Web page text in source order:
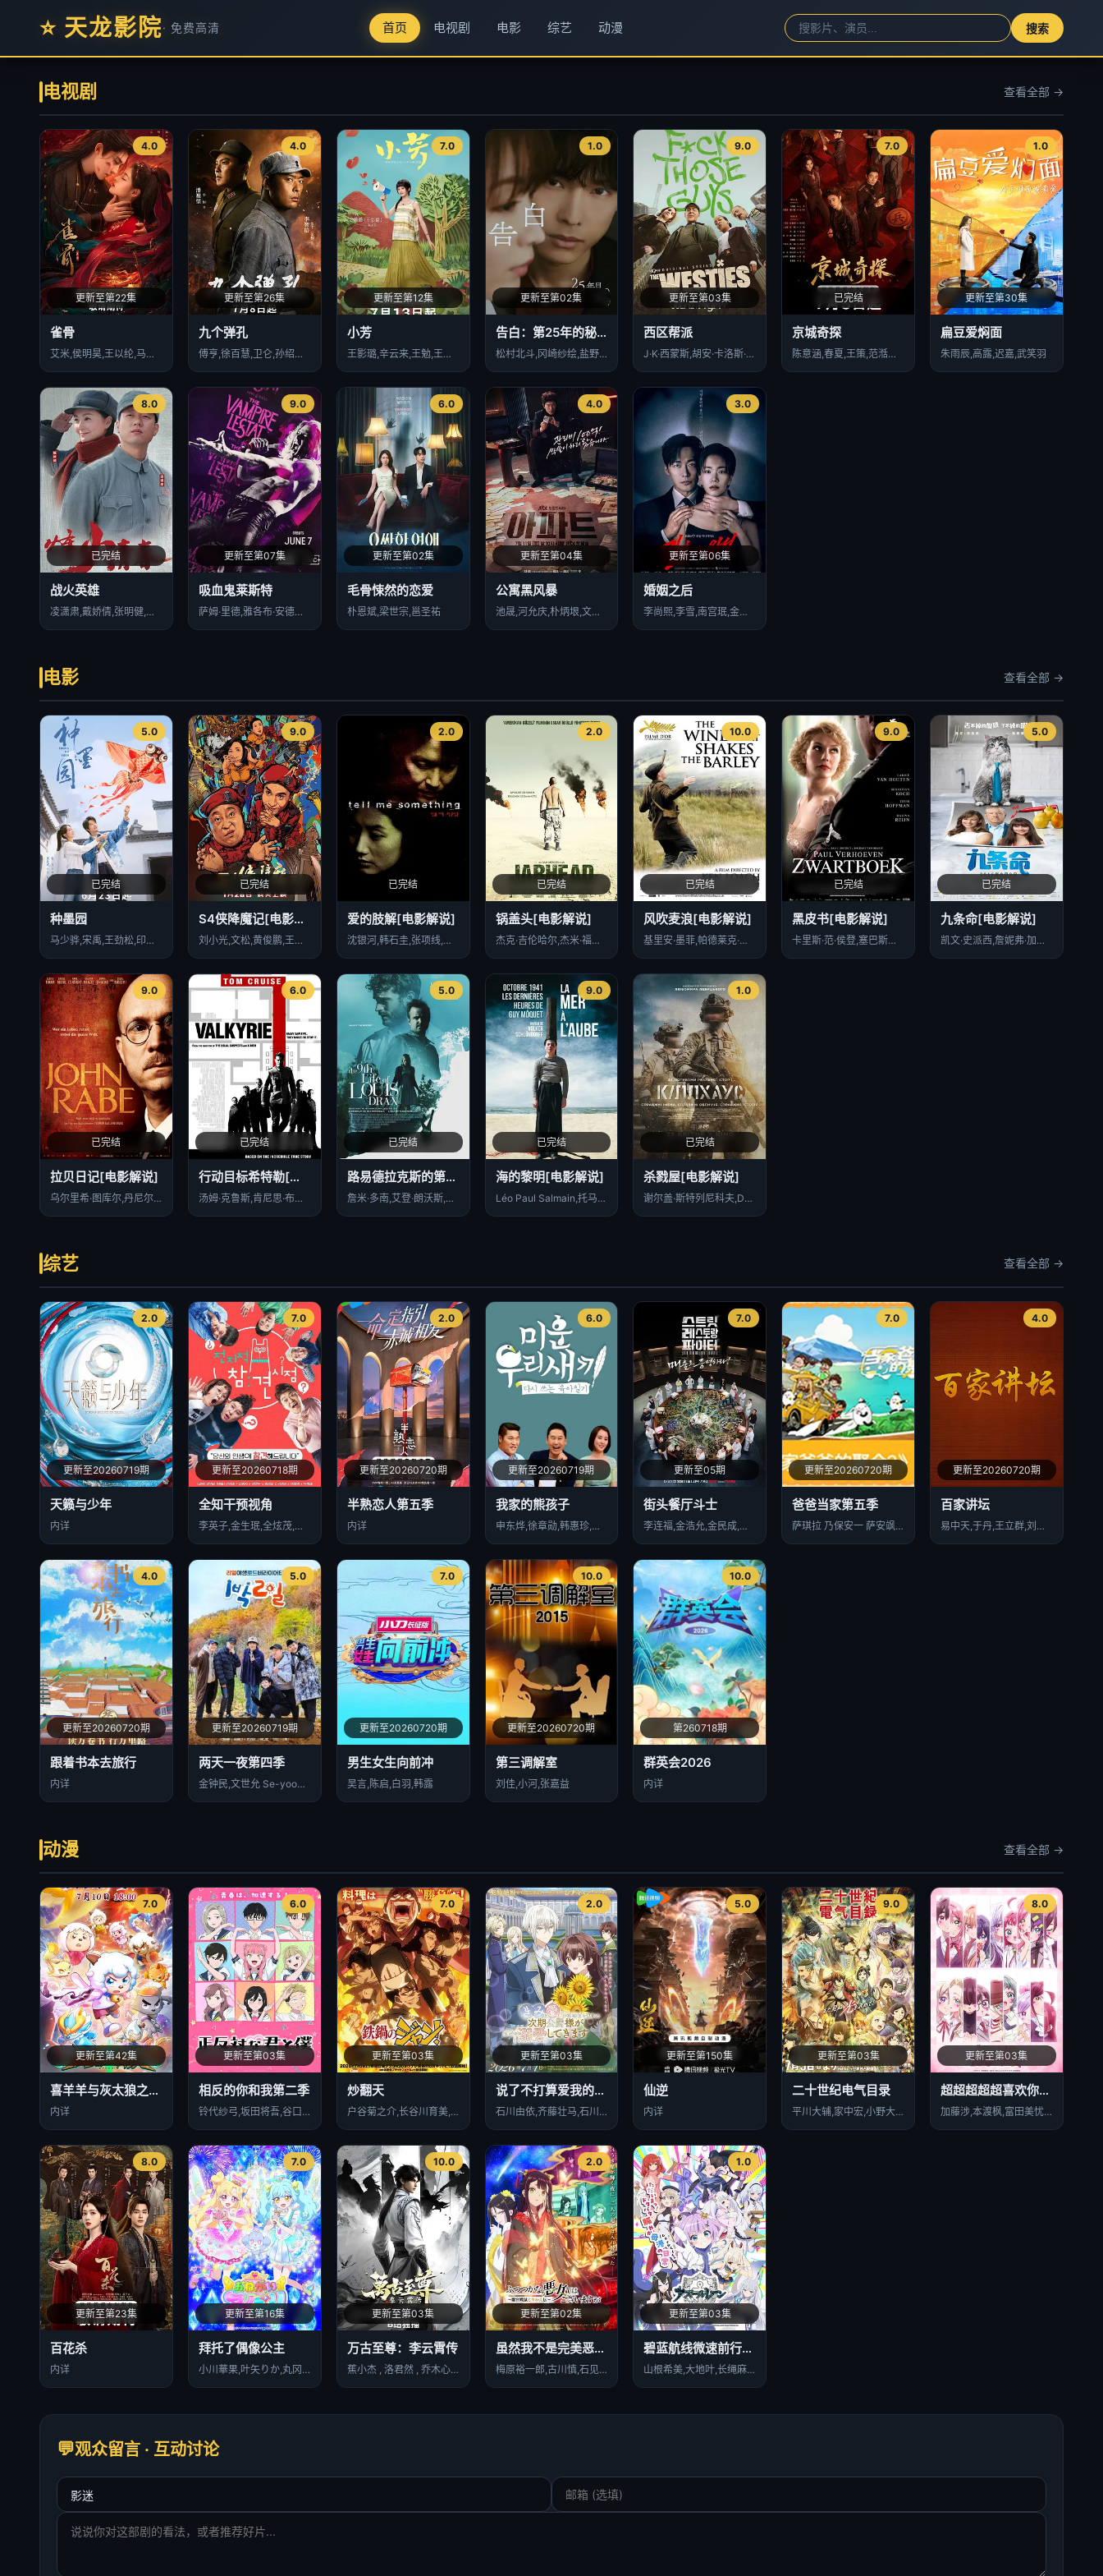
⭐ 天龙影院· 免费高清 首页 电视剧 电影 综艺 动漫 搜索
电视剧 查看全部 →
4.0
更新至第22集
雀骨
艾米,侯明昊,王以纶,马秋元,米热,何润东,刘令姿,郑雅文,陶昕然,程莉莎,王丽坤,金莎,庞博,苏袀禾,满江,盛一伦,党涛,张雨剑,锦超,王润泽,杨凯淳,程宇峰,邵桐,博尔吉特,蒋中炜,延霈,郑雨轩,陈一诺,雷浩轩,曲芷含,王靖雯,焦建,张千叶
4.0
更新至第26集
九个弹孔
傅亨,徐百慧,卫仑,孙绍龙,齐奎,张桐,杨轶,何雨虹
7.0
更新至第12集
小芳
王影璐,辛云来,王勉,王姬,颖儿
1.0
更新至第02集
告白：第25年的秘密
松村北斗,冈崎纱绘,盐野瑛久,玉山铁二,佐佐木希,水野美纪,石黑贤
9.0
更新至第03集
西区帮派
J·K·西蒙斯,胡安·卡洛斯·韦利斯,哈利·海顿-佩顿,凯伦·克里奇,克莱尔·兰金,罗恩·米德,杜安·基奥,马克·麦克雷,Will·Jeffs,Maria·Dinn,Andrea·Gallo,Erniel·Baez,Derwin·Phillips,Honor·Spencer,凯蒂·莱恩
7.0
已完结
京城奇探
陈意涵,春夏,王策,范湉湉,冯雷,于欣禾,杨凯程,马思超,孟鹤堂,翟子路,周九良,小爱
1.0
更新至第30集
扁豆爱焖面
朱雨辰,高露,迟嘉,武笑羽
8.0
已完结
战火英雄
凌潇肃,戴娇倩,张明健,崔波,李肖宁,冯国庆,郭铁城,王义钦
9.0
更新至第07集
吸血鬼莱斯特
萨姆·里德,雅各布·安德森,阿萨德·扎曼,德莱尼·海勒斯,詹妮弗·艾莉,埃里克·博高森,希拉·阿蒂姆,达米恩·阿特金斯,艾拉·巴伦坦,卢克·布兰登·菲尔德,克里斯托弗·海尔达尔,Ryan,Kattner,保罗·曼奇尼,谢默斯·帕特森,诺亚·雷德,珍妮·塞拉尔斯,莎拉·斯维尔,莎拉·斯维尔,Sarah,Swire
6.0
更新至第02集
毛骨悚然的恋爱
朴恩斌,梁世宗,邕圣祐
4.0
更新至第04集
公寓黑风暴
池晟,河允庆,朴炳垠,文素利,郑顺元,黄熙,金泽
3.0
更新至第06集
婚姻之后
李尚熙,李雪,南宫珉,金大明,朴炳垠
电影 查看全部 →
5.0
已完结
种墨园
马少骅,宋禹,王劲松,印小天,吴京安,郑业成,胡耘豪,王茜华,丁勇岱,吴其江,齐千郡,张月,瑛子,熊睿玲
9.0
已完结
S4侠降魔记[电影解说]
刘小光,文松,黄俊鹏,王雅捷,廖蔚蔚,来喜,邵峰,谈莎莎,赵岩松,孟璐,汪奇
2.0
已完结
爱的肢解[电影解说]
沈银河,韩石圭,张项线,廉晶雅,安锡焕
2.0
已完结
锅盖头[电影解说]
杰克·吉伦哈尔,杰米·福克斯,彼得·萨斯加德,卢卡斯·布莱克,布莱恩·格拉格提,凯瑟琳·鲁道夫,丹德里·泰勒,布莱安娜·戴维斯,克里斯·库珀,Evan Jones,马蒂·帕帕奇安,约翰·卡拉辛斯基
10.0
已完结
风吹麦浪[电影解说]
基里安·墨菲,帕德莱克·德兰尼,利亚姆·坎宁安,奥拉·菲茨杰拉德,Mary O'Riordan,Mary Murphy,Laurence Barry,Damien Kearney,Frank Bourke,Myles Horgan,Martin Lucey,艾登·奥黑尔,沙恩·凯西,John Crean,Máirtín de Cógáin,Keith Dunphy,Kieran Hegarty,Gerard Kearney,Shane Nott,Kevin O'Brie
9.0
已完结
黑皮书[电影解说]
卡里斯·范·侯登,塞巴斯蒂安·科赫,汤姆·霍夫曼,哈里纳·雷金,瓦尔德马·科布斯,德雷克·德·林特,克里斯蒂安·贝克尔,多尔夫·德弗里斯,彼得·勃洛克,米希尔·赫伊斯曼,弗兰克·拉默斯,马提亚斯·修奈尔,约翰尼·德·摩尔
5.0
已完结
九条命[电影解说]
凯文·史派西,詹妮弗·加纳,玛丽娜·维丝曼,克里斯托弗·沃肯,泰迪·西尔斯,罗比·阿梅尔,切瑞·海恩斯,特丽莎·贝特曼,沙吉·豪德,娜塔莉·希波蒂,艾伦·大卫,马克·康苏斯,杰·帕特森,崔斯坦·D·拉勒,布拉德·奥多斯
9.0
已完结
拉贝日记[电影解说]
乌尔里希·图库尔,丹尼尔·布鲁赫,史蒂夫·布西密,张静初,香川照之,安·孔西尼,达格玛·曼泽尔,马蒂亚斯·埃尔曼,杉本哲太,柄本明,井浦新,肖恩·劳顿,克里斯蒂安·罗德斯卡,高夫莱德·约翰
6.0
已完结
行动目标希特勒[电影解说]
汤姆·克鲁斯,肯尼思·布拉纳,比尔·奈伊,汤姆·威尔金森,卡里斯·范·侯登,托马斯·克莱舒曼,特伦斯·斯坦普,艾迪·伊扎德,凯文·麦克纳利,克里斯蒂安·贝克尔,杰米·帕克,戴维·鲍姆伯,汤姆·霍兰德尔,大卫·斯科菲尔德,肯内斯·库兰汉姆,哈里纳·雷金,维尔纳·德恩,哈维·弗里德曼,马提亚斯·施维赫夫,瓦尔德马·科布斯,弗里兰·坦科斯,伊恩·麦克尼斯,丹尼·韦伯,克里斯·拉金,Philipp von Schulthess,沃坦·维尔克·默林,克里斯蒂安·奥列佛,伯纳德·希尔,朱利安·莫里斯,蒂姆·威廉姆斯
5.0
已完结
路易德拉克斯的第九条命[电影解说]
詹米·多南,艾登·朗沃斯,莎拉·加顿,迈克尔·亚当思韦特,亚伦·保尔,贝克汉姆·斯科德里,莫莉·帕克,特瑞·陈,戈尔迪·霍夫曼,朱利安·沃德姆,内尔斯·莱纳森,安贾莉·杰,奥利弗·普莱特,丽娜·罗斯勒,卢克·卡米莱,简·迈克格雷格,艾里斯·佩卢莉,芭芭拉·赫希
9.0
已完结
海的黎明[电影解说]
Léo Paul Salmain,托马斯·阿诺德,马克·巴贝,克里斯托弗·布赫霍尔茨,阿丽尔·朵巴丝勒,阿丽尔·朵巴丝勒 Arielle Dombasle,Harald Schrott
1.0
已完结
杀戮屋[电影解说]
谢尔盖·斯特列尼科夫,Denis Kapustin,Oleksandra Soroka,Valeriy Velichko,Karina Tymoshenko,Max Tkachenko,Aleksandr Rudko,Serhiy Smiyan,Danylo Bilyi,Oleksiy Tyunin,Oleksiy Sokur,Olga Spytsia,Serhiy Zhuravliov,Audrey MacAlpine,Andrii Lisnevskyi
综艺 查看全部 →
2.0
更新至20260719期
天籁与少年
内详
7.0
更新至20260718期
全知干预视角
李英子,金生珉,全炫茂,宋恩伊,梁世亨,洪真英,柳炳宰
2.0
更新至20260720期
半熟恋人第五季
内详
6.0
更新至20260719期
我家的熊孩子
申东烨,徐章勋,韩惠珍,金建模
7.0
更新至05期
街头餐厅斗士
李连福,金浩允,金民成,郑镐泳,宋勋,洪锡天
7.0
更新至20260720期
爸爸当家第五季
萨琪拉 乃保安一 萨安飒尔 郑思维 刘钰雯 郑霆铄 郑锦墨 以力 刘雪妮 伊恩 王永鸿 米粒 王三三 王力安
4.0
更新至20260720期
百家讲坛
易中天,于丹,王立群,刘心武,周汝昌,阎崇年,郦波,钱文忠,葛剑雄,蒙曼,纪连海,赵晓岚,马未都,袁腾飞,周国平,孔庆东,鲍鹏山,曾仕强,王蒙
4.0
更新至20260720期
跟着书本去旅行
内详
5.0
更新至20260719期
两天一夜第四季
金钟民,文世允 Se-yoon Moon,延政勋,金宣虎
7.0
更新至20260720期
男生女生向前冲
吴言,陈启,白羽,韩露
10.0
更新至20260720期
第三调解室
刘佳,小河,张嘉益
10.0
第260718期
群英会2026
内详
动漫 查看全部 →
7.0
更新至第42集
喜羊羊与灰太狼之破界山海诀
内详
6.0
更新至第03集
相反的你和我第二季
铃代纱弓,坂田将吾,谷口梦奈,平林瑚夏,岩田安吉,岛袋美由利,加藤涉,大森心,楠木灯
7.0
更新至第03集
炒翻天
户谷菊之介,长谷川育美,天崎滉平,市道真央,Mao,Ichimichi,樱井孝宏,村田太志,小林裕介,杉田智和,Tomokazu,Sugita,天田益男,津田健次郎
2.0
更新至第03集
说了不打算爱我的公爵继承人，不知为何对我宠爱有加
石川由依,齐藤壮马,石川界人,安济知佳,山村响,榎木淳弥,木村良平,铃木崚汰,浪川大辅,国府田麻理子,田村真,内田真礼
5.0
更新至第150集
仙逆
内详
9.0
更新至第03集
二十世纪电气目录
平川大辅,家中宏,小野大辅,大地叶,雨宫天,寿美菜子,内山昂辉,内田雄马,武内骏辅,远藤大智,高垣彩阳,川井田夏海,浦和希,浅野麻由美
8.0
更新至第03集
超超超超超喜欢你的100个女朋友第三季
加藤涉,本渡枫,富田美忧,长绳麻理亚,濑户麻沙美,朝井彩加,上坂堇,进藤天音,三森铃子,高桥李依,Lynn,高尾奏音,石原夏织,竹达彩奈,千叶繁,上田祐司
8.0
更新至第23集
百花杀
内详
7.0
更新至第16集
拜托了偶像公主
小川華果,叶矢りか,丸冈和佳奈,岡村明香,藤寺美德,铃木实里,大地叶,森久保祥太郎
10.0
更新至第03集
万古至尊：李云霄传
蕉小杰 , 洛君然 , 乔木心 , 王晶 , 祁尧 , 沉香 , 林玄 , 唐泽宗 , 西拉 , 祁悦 , 莞殇 , 萧篙 , 霜霜 , 狴犴 , 海银 , 南田
2.0
更新至第02集
虽然我不是完美恶女～雏宫蝶鼠替换传～
梅原裕一郎,古川慎,石见舞菜香,川井田夏海,菱川花菜,尼克莱·法拉赫娜兹
1.0
更新至第03集
碧蓝航线微速前行第二季
山根希美,大地叶,长绳麻理亚,阿部里果
观众留言 · 互动讨论